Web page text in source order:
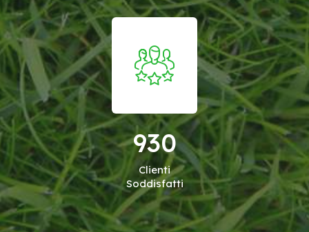
930
Clienti
Soddisfatti